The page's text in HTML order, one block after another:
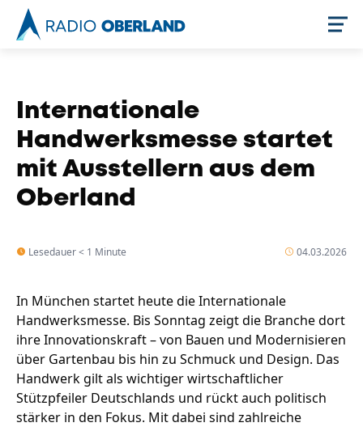
Stellenangebote
Internationale
Handwerksmesse startet
mit Ausstellern aus dem
Oberland
Lesedauer < 1 Minute 04.03.2026
In München startet heute die Internationale
Handwerksmesse. Bis Sonntag zeigt die Branche dort
ihre Innovationskraft – von Bauen und Modernisieren
über Gartenbau bis hin zu Schmuck und Design. Das
Handwerk gilt als wichtiger wirtschaftlicher
Stützpfeiler Deutschlands und rückt auch politisch
stärker in den Fokus. Mit dabei sind zahlreiche